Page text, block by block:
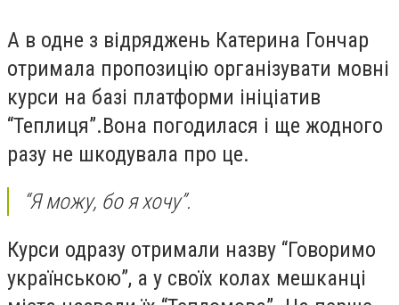
А в одне з відряджень Катерина Гончар
отримала пропозицію організувати мовні
курси на базі платформи ініціатив
“Теплиця”.Вона погодилася і ще жодного
разу не шкодувала про це.
“Я можу, бо я хочу”.
Курси одразу отримали назву “Говоримо
українською”, а у своїх колах мешканці